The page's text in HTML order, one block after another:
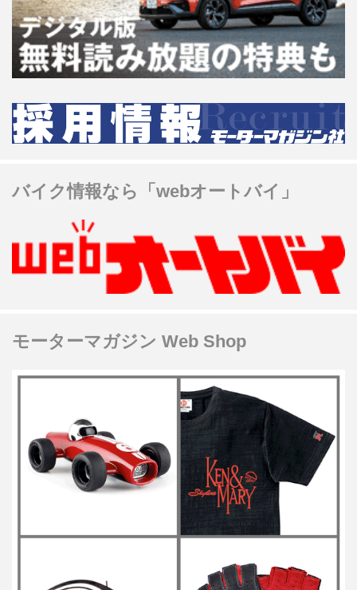
バイク情報なら「webオートバイ」
モーターマガジン Web Shop